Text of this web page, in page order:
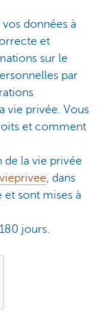
données à
et
sur le
par
vie privée. Vous
et comment
de la vie privée
, dans
sont mises à
jours.